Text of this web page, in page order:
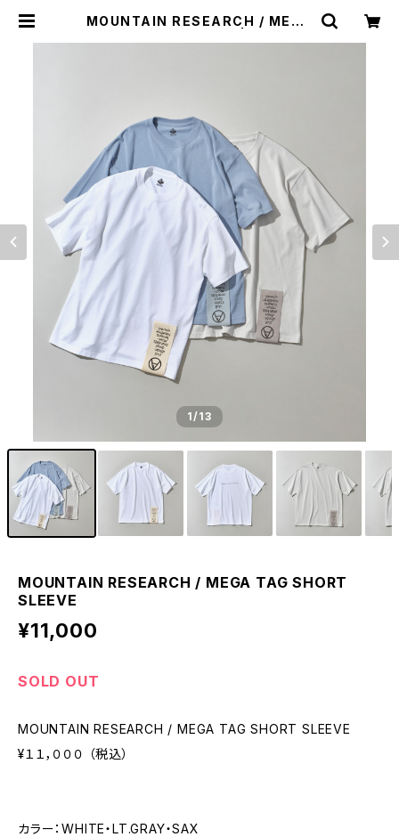
MOUNTAIN RESEARCH / MEGA
1/13
MOUNTAIN RESEARCH / MEGA TAG SHORT
SLEEVE
¥11,000
SOLD OUT
MOUNTAIN RESEARCH / MEGA TAG SHORT SLEEVE
¥１１，０００ （税込）
カラー：WHITE・LT.GRAY・SAX